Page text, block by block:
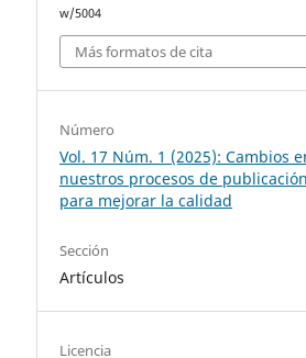
w/5004
Más formatos de cita
Número
Vol. 17 Núm. 1 (2025): Cambios
nuestros procesos de publicación
para mejorar la calidad
Sección
Artículos
Licencia